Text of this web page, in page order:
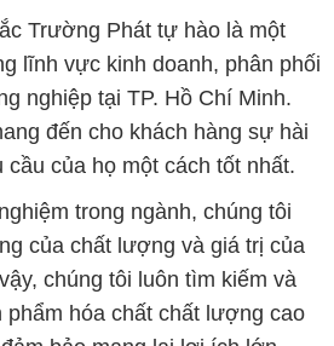
của họ một cách tốt nhất.
trong ngành, chúng tôi
của chất lượng và giá trị của
chúng tôi luôn tìm kiếm và
hóa chất chất lượng cao
bảo mang lại lợi ích lớn
tín trong kinh doanh và luôn
nhưng không tách rời khỏi uy